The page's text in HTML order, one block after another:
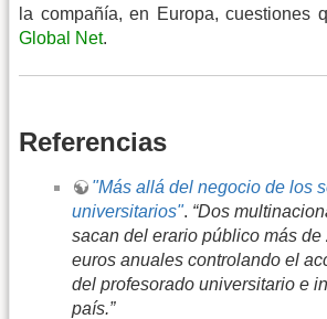
la compañía, en Europa, cuestiones
Global Net.
Referencias
"Más allá del negocio de los
universitarios". “Dos
sacan del erario público más
euros anuales controlando el
del profesorado universitario e
país.”